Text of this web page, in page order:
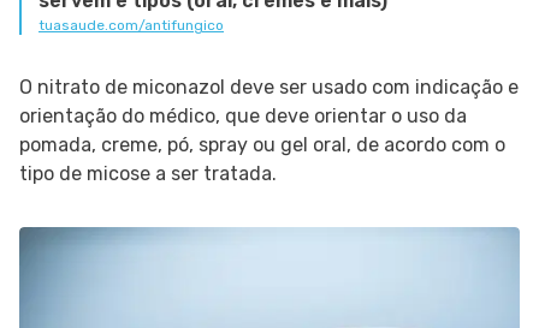
tuasaude.com/antifungico
O nitrato de miconazol deve ser usado com indicação e
orientação do médico, que deve orientar o uso da
pomada, creme, pó, spray ou gel oral, de acordo com o
tipo de micose a ser tratada.